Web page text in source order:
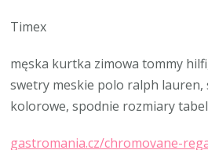
Timex
męska kurtka zimowa tommy
swetry meskie polo ralph lauren,
kolorowe, spodnie rozmiary
gastromania.cz/chromovane-